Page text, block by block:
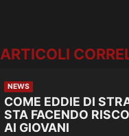
ARTICOLI
NEWS
COME EDDIE DI
STA FACENDO
AI GIOVANI